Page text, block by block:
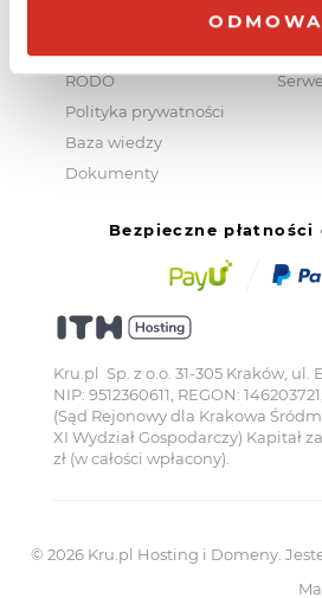
ODMOWA
RODO
Polityka prywatności
Baza wiedzy
Dokumenty
Bezpieczne płatności
Kru.pl Sp. z o.o. 31-305 Kraków, ul.
NIP: 9512360611, REGON:
(Sąd Rejonowy dla Krakowa
XI Wydział Gospodarczy) Kapitał
zł (w całości wpłacony).
© 2026 Kru.pl Hosting i Domeny.